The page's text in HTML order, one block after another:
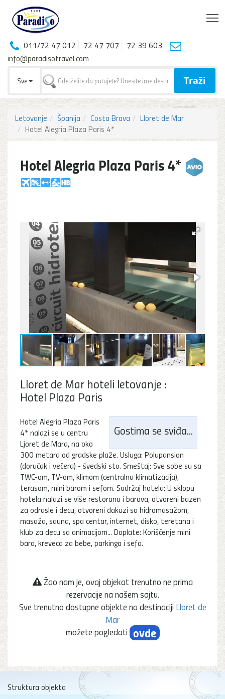
011/72 47 012 72 47 707
72 39 603
info@paradisotravel.com
Sve Traži
Letovanje Španija Costa Brava
Lloret de Mar
Hotel Alegria Plaza Paris 4*
Hotel Alegria Plaza Paris 4*
Lloret de Mar hoteli letovanje :
Hotel Plaza Paris
Gostima se sviđa...
Hotel Alegria Plaza Paris
4* nalazi se u centru
Ljoret de Mara, na oko
300 metara od gradske plaže. Usluga: Polupansion
(doručak i večera) - švedski sto. Smeštaj: Sve sobe su sa
TWC-om, TV-om, klimom (centralna klimatizacija),
terasom, mini barom i sefom. Sadržaj hotela: U sklopu
hotela nalazi se više restorana i barova, otvoreni bazen
za odrasle i decu, otvoreni đakuzi sa hidromasažom,
masaža, sauna, spa centar, internet, disko, teretana i
klub za decu sa animacijom... Doplate: Korišćenje mini
bara, kreveca za bebe, parkinga i sefa.
Žao nam je, ovaj objekat trenutno ne prima
rezervacije na našem sajtu.
Sve trenutno dostupne objekte na destinaciji Lloret de
Mar
možete pogledati ovde
Struktura objekta